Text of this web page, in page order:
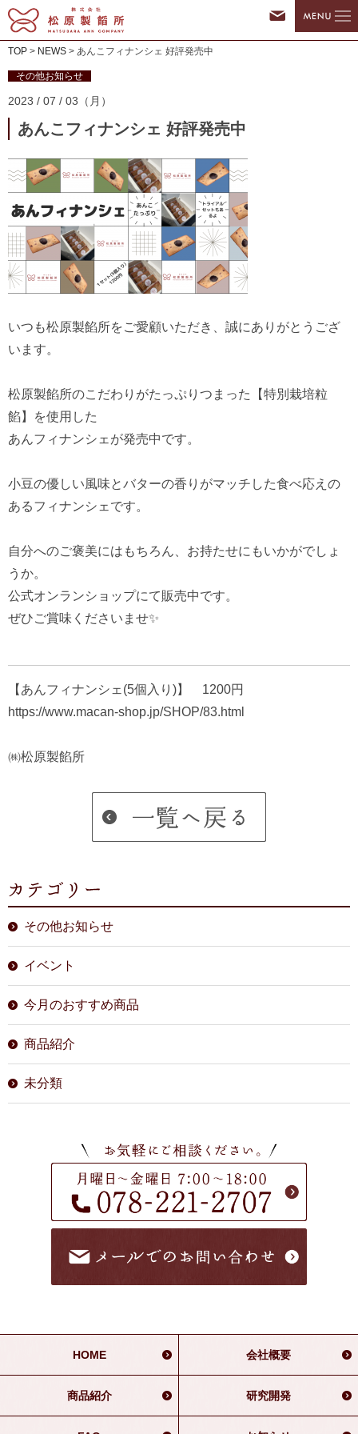
TOP > NEWS > あんこフィナンシェ 好評発売中
その他お知らせ
2023 / 07 / 03（月）
あんこフィナンシェ 好評発売中
いつも松原製餡所をご愛顧いただき、誠にありがとうござ
います。
松原製餡所のこだわりがたっぷりつまった【特別栽培粒
餡】を使用した
あんフィナンシェが発売中です。
小豆の優しい風味とバターの香りがマッチした食べ応えの
あるフィナンシェです。
自分へのご褒美にはもちろん、お持たせにもいかがでしょ
うか。
公式オンランショップにて販売中です。
ぜひご賞味くださいませ✨
【あんフィナンシェ(5個入り)】 1200円
https://www.macan-shop.jp/SHOP/83.html
㈱松原製餡所
その他お知らせ
イベント
今月のおすすめ商品
商品紹介
未分類
HOME 会社概要
商品紹介 研究開発